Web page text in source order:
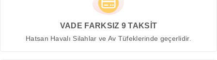
VADE FARKSIZ 9 TAKSİT
Hatsan Havalı Silahlar ve Av Tüfeklerinde geçerlidir.